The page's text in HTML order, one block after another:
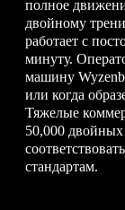
полное
двойному
работает с
минуту.
машину
или когда
Тяжелые
50,000
стандартам.